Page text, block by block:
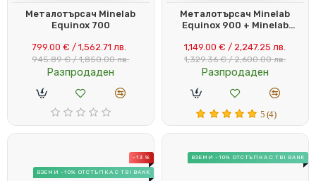
Металотърсач Minelab
Equinox 700
799.00 € / 1,562.71 лв.
945.89 € / 1,850.00 лв.
Разпродаден
Металотърсач Minelab
Equinox 900 + Minelab
1,149.00 € / 2,247.25 лв.
1,329.36 € / 2,600.00 лв.
Разпродаден
5 (4)
ВЗЕМИ -10% ОТСТЪПКА С TBI BANK
-13 % ВЗЕМИ -10% ОТСТЪПКА С TBI BANK